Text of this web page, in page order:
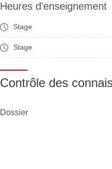
Heures d'enseignement
Stage
Stage
Contrôle des
Dossier